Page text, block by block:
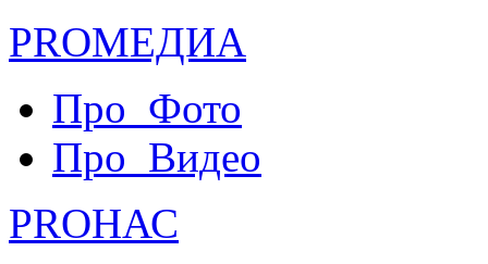
PROМЕДИА
Про_Фото
Про_Видео
PROНАС